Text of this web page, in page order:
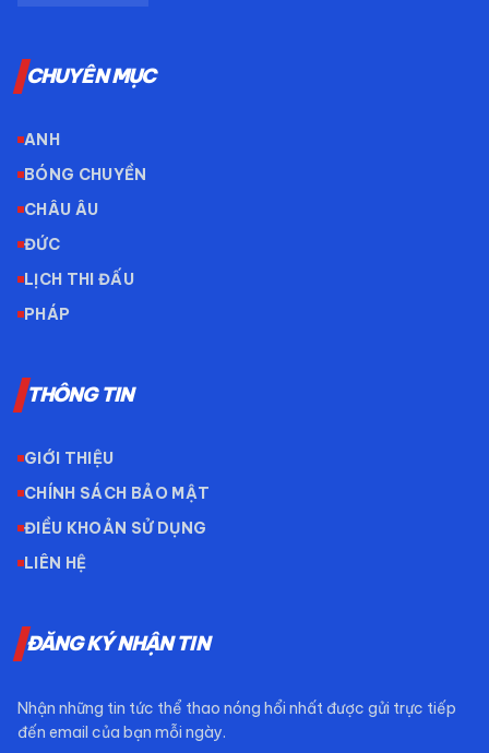
CHUYÊN MỤC
ANH
BÓNG CHUYỀN
CHÂU ÂU
ĐỨC
LỊCH THI ĐẤU
PHÁP
THÔNG TIN
GIỚI THIỆU
CHÍNH SÁCH BẢO MẬT
ĐIỀU KHOẢN SỬ DỤNG
LIÊN HỆ
ĐĂNG KÝ NHẬN TIN
Nhận những tin tức thể thao nóng hổi nhất được gửi trực tiếp
đến email của bạn mỗi ngày.